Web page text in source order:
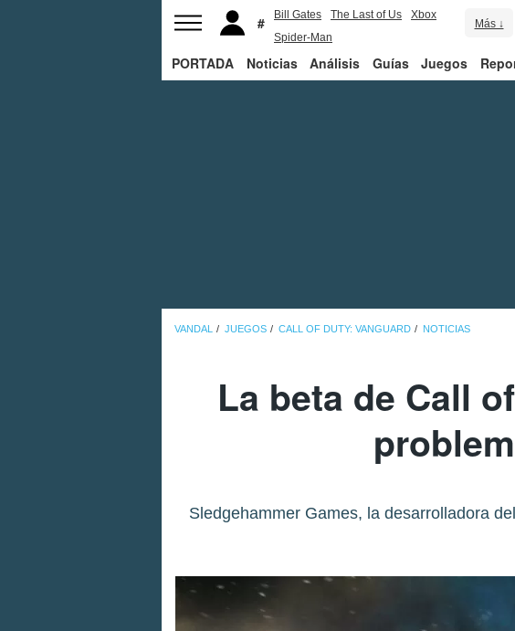
Bill Gates The Last of Us
Xbox
Spider-Man
Más ↓
PORTADA Noticias Análisis Guías Juegos
VANDAL JUEGOS CALL OF DUTY: VANGUARD NOTICIAS
La beta de Call
Sledgehammer Games, la desarrolladora